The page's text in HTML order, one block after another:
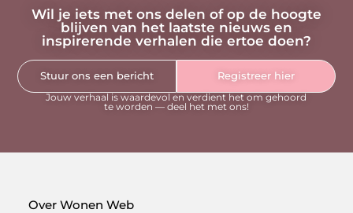
Wil je iets met ons delen of op de hoogte
blijven van het laatste nieuws en
inspirerende verhalen die ertoe doen?
Stuur ons een bericht
Registreer hier
Jouw verhaal is waardevol en verdient het om gehoord
te worden — deel het met ons!
Over Wonen Web